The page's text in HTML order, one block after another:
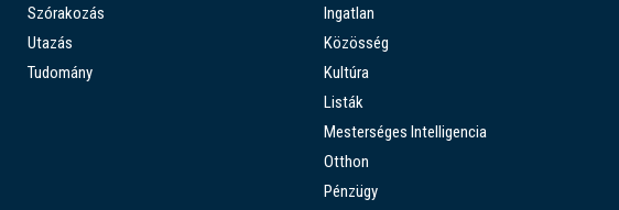
Szórakozás
Utazás
Tudomány
Ingatlan
Közösség
Kultúra
Listák
Mesterséges Intelligencia
Otthon
Pénzügy